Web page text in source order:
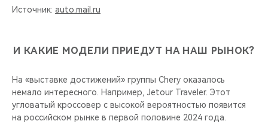
Источник: auto.mail.ru
И КАКИЕ МОДЕЛИ ПРИЕДУТ НА НАШ РЫНОК?
На «выставке достижений» группы Chery оказалось
немало интересного. Например, Jetour Traveler. Этот
угловатый кроссовер с высокой вероятностью появится
на российском рынке в первой половине 2024 года.